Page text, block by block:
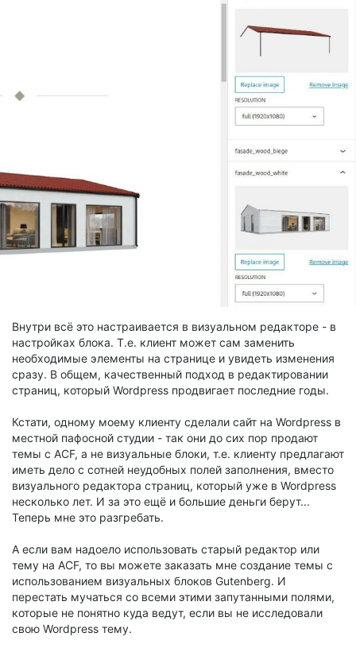
Внутри всё это настраивается в визуальном редакторе - в
настройках блока. Т.е. клиент может сам заменить
необходимые элементы на странице и увидеть изменения
сразу. В общем, качественный подход в редактировании
страниц, который Wordpress продвигает последние годы.
Кстати, одному моему клиенту сделали сайт на Wordpress в
местной пафосной студии - так они до сих пор продают
темы с ACF, а не визуальные блоки, т.е. клиенту предлагают
иметь дело с сотней неудобных полей заполнения, вместо
визуального редактора страниц, который уже в Wordpress
несколько лет. И за это ещё и большие деньги берут...
Теперь мне это разгребать.
А если вам надоело использовать старый редактор или
тему на ACF, то вы можете заказать мне создание темы с
использованием визуальных блоков Gutenberg. И
перестать мучаться со всеми этими запутанными полями,
которые не понятно куда ведут, если вы не исследовали
свою Wordpress тему.